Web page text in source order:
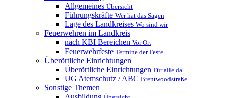
Allgemeines Übersicht
Führungskräfte Wer hat das Sagen
Lage des Landkreises Wo sind wir
Feuerwehren im Landkreis
nach KBI Bereichen Vor Ort
Feuerwehrfeste Termine der Feste
Überörtliche Einrichtungen
Überörtliche Einrichtungen Für alle da
UG Atemschutz / ABC Brentwoodstraße
Sonstige Themen